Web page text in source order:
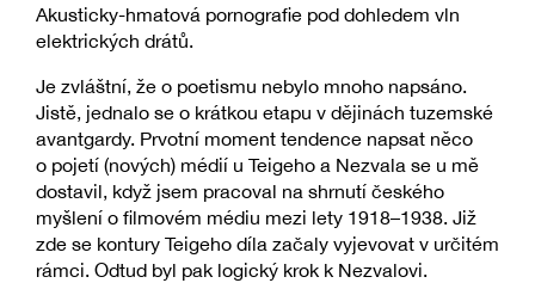
Akusticky-hmatová pornografie pod dohledem vln
elektrických drátů.
Je zvláštní, že o poetismu nebylo mnoho napsáno.
Jistě, jednalo se o krátkou etapu v dějinách tuzemské
avantgardy. Prvotní moment tendence napsat něco
o pojetí (nových) médií u Teigeho a Nezvala se u mě
dostavil, když jsem pracoval na shrnutí českého
myšlení o filmovém médiu mezi lety 1918–1938. Již
zde se kontury Teigeho díla začaly vyjevovat v určitém
rámci. Odtud byl pak logický krok k Nezvalovi.